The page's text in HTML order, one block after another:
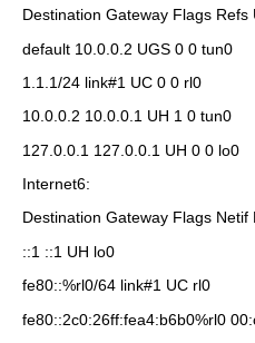
Destination Gateway Flags Refs
default 10.0.0.2 UGS 0 0 tun0
1.1.1/24 link#1 UC 0 0 rl0
10.0.0.2 10.0.0.1 UH 1 0 tun0
127.0.0.1 127.0.0.1 UH 0 0 lo0
Internet6:
Destination Gateway Flags Netif
::1 ::1 UH lo0
fe80::%rl0/64 link#1 UC rl0
fe80::2c0:26ff:fea4:b6b0%rl0